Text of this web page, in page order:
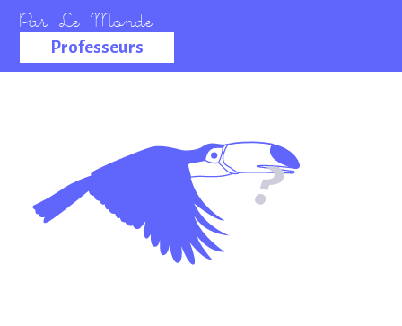
Professeurs
La salle des
professeurs